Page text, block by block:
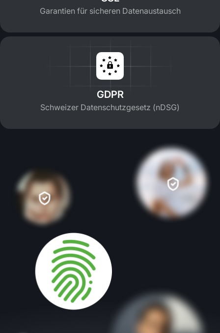
Garantien für sicheren Datenaustausch
GDPR
Schweizer Datenschutzgesetz (nDSG)